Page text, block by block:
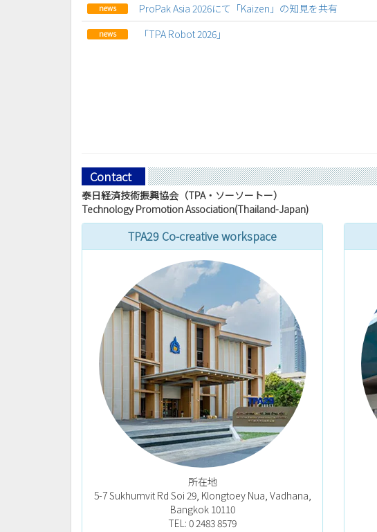
news ProPak Asia 2026にて「Kaizen」の知見を共有
news 「TPA Robot 2026」
Contact
泰日経済技術振興協会（TPA・ソーソートー）
Technology Promotion Association(Thailand-Japan)
TPA29 Co-creative workspace
所在地
5-7 Sukhumvit Rd Soi 29, Klongtoey Nua, Vadhana,
Bangkok 10110
TEL: 0 2483 8579